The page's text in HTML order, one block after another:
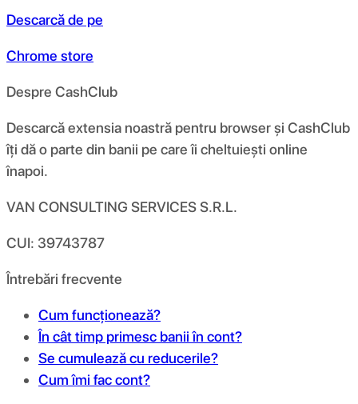
Descarcă de pe
Chrome store
Despre CashClub
Descarcă extensia noastră pentru browser și CashClub
îți dă o parte din banii pe care îi cheltuiești online
înapoi.
VAN CONSULTING SERVICES S.R.L.
CUI: 39743787
Întrebări frecvente
Cum funcționează?
În cât timp primesc banii în cont?
Se cumulează cu reducerile?
Cum îmi fac cont?